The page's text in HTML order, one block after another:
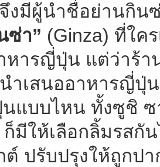
งมีผู้นำชื่อย่านกิน
ซ่า” (Ginza) ที่ใค
หารญี่ปุ่น แต่ว่าร้
ำเสนออาหารญี่ปุ่
แบบไหน ทั้งซูชิ
ก็มีให้เลือกลิ้มรส
ต์ ปรับปรุงให้ถูกป